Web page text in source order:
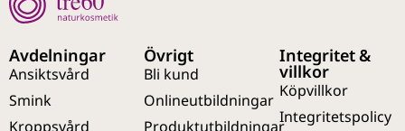
Avdelningar
Ansiktsvård
Smink
Kroppsvård
Övrigt
Bli kund
Onlineutbildningar
Produktutbildningar
Integritet &
villkor
Köpvillkor
Integritetspolicy